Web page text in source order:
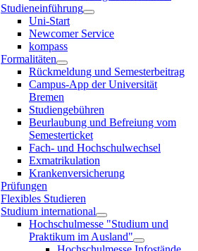
Studieneinführung
Uni-Start
Newcomer Service
kompass
Formalitäten
Rückmeldung und Semesterbeitrag
Campus-App der Universität
Bremen
Studiengebühren
Beurlaubung und Befreiung vom
Semesterticket
Fach- und Hochschulwechsel
Exmatrikulation
Krankenversicherung
Prüfungen
Flexibles Studieren
Studium international
Hochschulmesse "Studium und
Praktikum im Ausland"